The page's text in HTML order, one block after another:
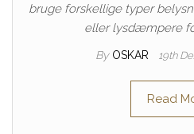
bruge forskellige typer
eller lysdæmpere
By OSKAR 19th
Read